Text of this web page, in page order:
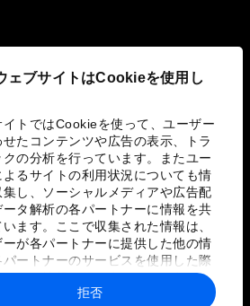
ェブサイトはCookieを使用し
イトではCookieを使って、ユーザー
せたコンテンツや広告の表示、トラ
クの分析を行っています。またユー
よるサイトの利用状況についても情
集し、ソーシャルメディアや広告配
ータ解析の各パートナーに情報を共
ます。ここで収集された情報は、
ーが各パートナーに提供した他の情
ートナーのサービスを使用した際
された情報と組み合わされ、各パー
よって使用されることがありま
拒否
り組み